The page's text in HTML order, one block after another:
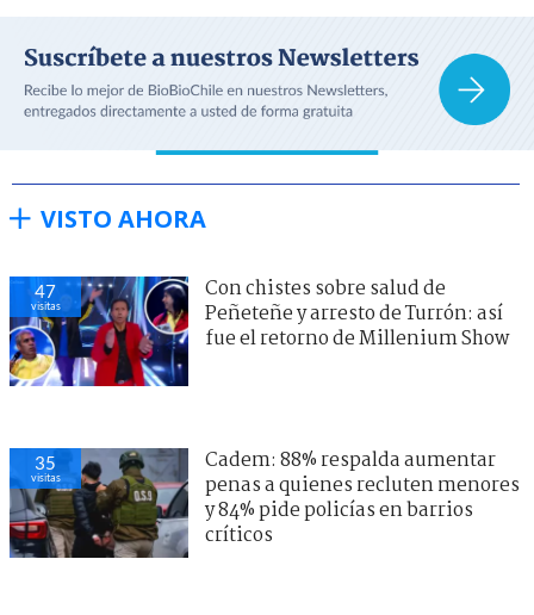
VISTO AHORA
47
visitas
Con chistes sobre salud de
Peñeteñe y arresto de Turrón: así
fue el retorno de Millenium Show
35
visitas
Cadem: 88% respalda aumentar
penas a quienes recluten menores
y 84% pide policías en barrios
críticos